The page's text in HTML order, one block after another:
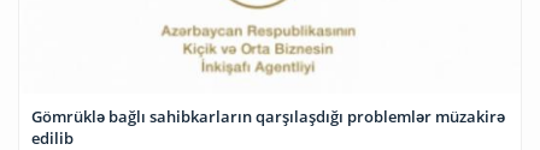
Gömrüklə bağlı sahibkarların qarşılaşdığı problemlər müzakirə
edilib